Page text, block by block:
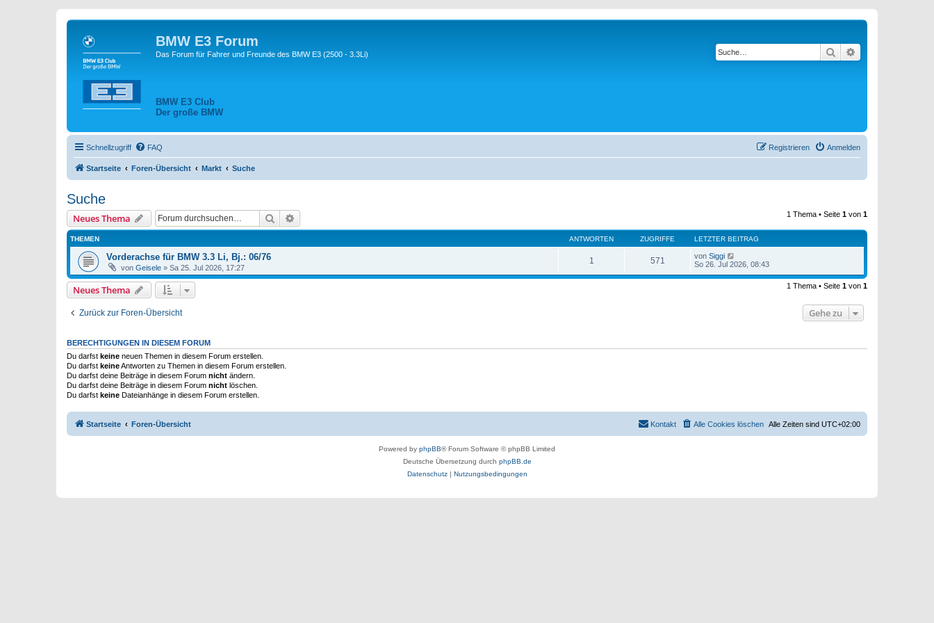
BMW E3 Forum
Das Forum für Fahrer und Freunde des BMW E3 (2500 - 3.3Li)
BMW E3 Club
Der große BMW
Suche
Schnellzugriff FAQ Anmelden
Registrieren
Startseite Foren-Übersicht Markt Suche
Suche
Neues Thema Suche 1 Thema • Seite 1 von 1
THEMEN ANTWORTEN ZUGRIFFE LETZTER BEITRAG
Vorderachse für BMW 3.3 Li, Bj.: 06/76
von Geisele » Sa 25. Jul 2026, 17:27
1 571 von Siggi
So 26. Jul 2026, 08:43
Neues Thema 1 Thema • Seite 1 von 1
Zurück zur Foren-Übersicht Gehe zu
BERECHTIGUNGEN IN DIESEM FORUM
Du darfst keine neuen Themen in diesem Forum erstellen.
Du darfst keineAntworten zu Themen in diesem Forum erstellen.
Du darfst deine Beiträge in diesem Forum nicht ändern.
Du darfst deine Beiträge in diesem Forum nicht löschen.
Du darfst keine Dateianhänge in diesem Forum erstellen.
Startseite Foren-Übersicht Alle Zeiten sind UTC+02:00
Alle Cookies löschen
Kontakt
Powered by phpBB® Forum Software © phpBB Limited
Deutsche Übersetzung durch phpBB.de
Datenschutz| Nutzungsbedingungen